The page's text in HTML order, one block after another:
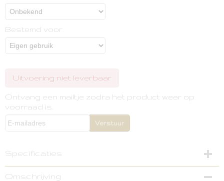
Bestemd voor
Uitvoering niet leverbaar
Ontvang een mailtje zodra het product weer op
voorraad is.
Verstuur
Specificaties
Omschrijving